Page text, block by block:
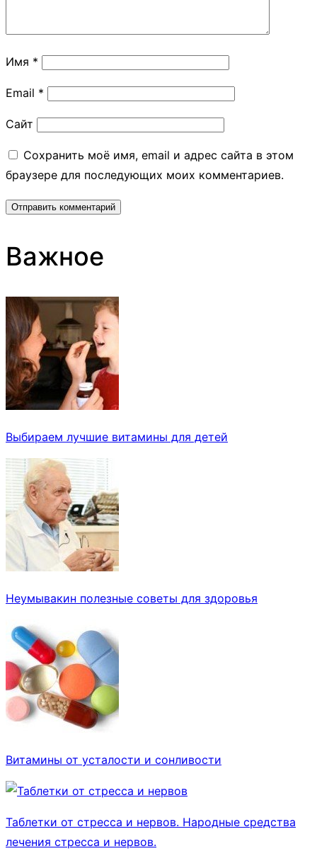
Имя *
Email *
Сайт
Сохранить моё имя, email и адрес сайта в этом
браузере для последующих моих комментариев.
Важное
Выбираем лучшие витамины для детей
Неумывакин полезные советы для здоровья
Витамины от усталости и сонливости
Таблетки от стресса и нервов. Народные средства
лечения стресса и нервов.